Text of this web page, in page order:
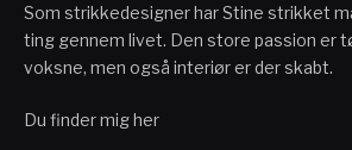
Som strikkedesigner har Stine strikket
ting gennem livet. Den store passion er
voksne, men også interiør er der skabt.
Du finder mig her